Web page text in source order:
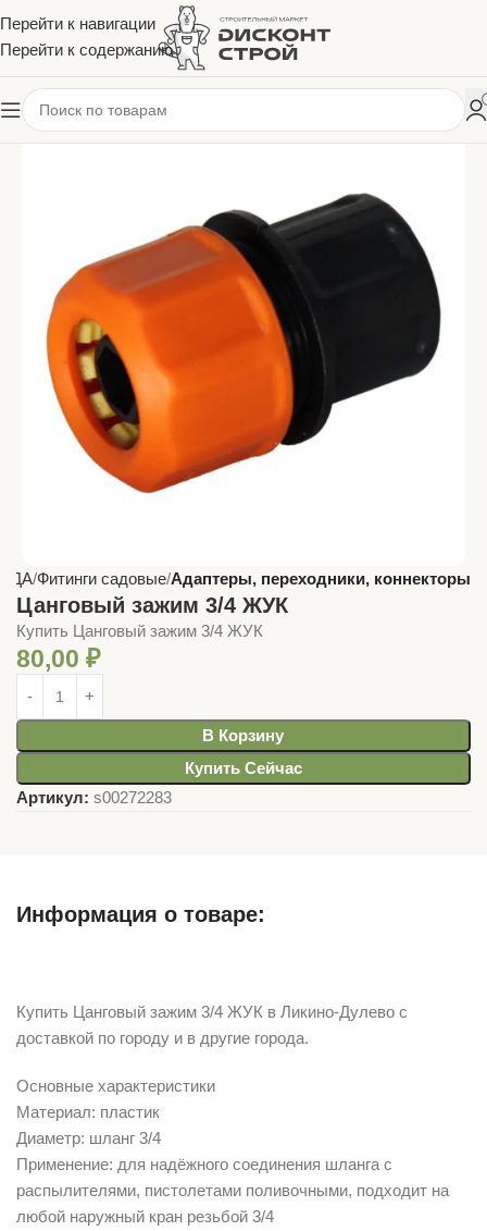
Перейти к навигации
Перейти к содержанию
Фитинги садовые Адаптеры, переходники, коннекторы
Цанговый зажим 3/4 ЖУК
Купить Цанговый зажим 3/4 ЖУК
80,00 ₽
В Корзину
Купить Сейчас
Артикул: s00272283
Информация о товаре:
Купить Цанговый зажим 3/4 ЖУК в Ликино-Дулево с
доставкой по городу и в другие города.
Основные характеристики
Материал: пластик
Диаметр: шланг 3/4
Применение: для надёжного соединения шланга с
распылителями, пистолетами поливочными, подходит на
любой наружный кран резьбой 3/4